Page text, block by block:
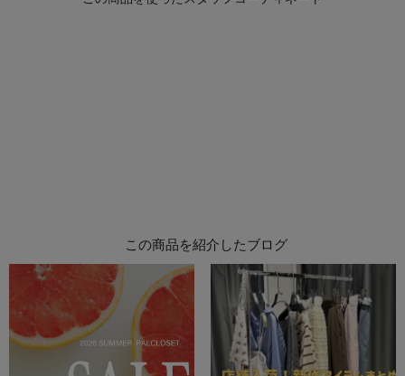
この商品を紹介したブログ